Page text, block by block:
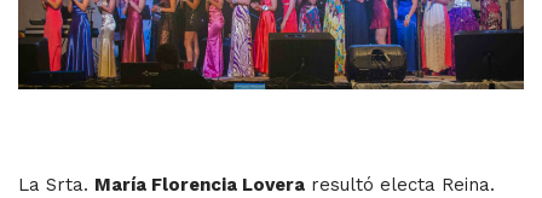
La Srta. María Florencia Lovera resultó electa Reina.